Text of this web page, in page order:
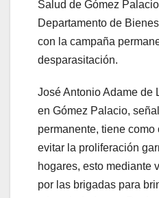
Salud de Gómez
Departamento de
con la campaña
desparasitación.
José Antonio Adame de
en Gómez Palacio,
permanente, tiene como
evitar la proliferación
hogares, esto mediante
por las brigadas para